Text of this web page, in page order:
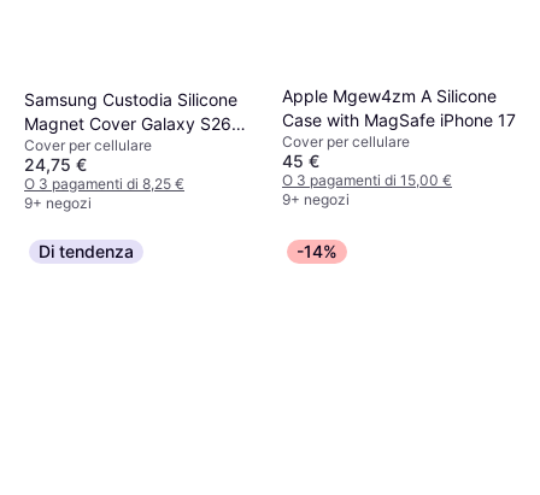
Samsung Custodia Silicone
Magnet Cover Galaxy S26
Ultra
Cover per cellulare
24,75 €
O 3 pagamenti di 8,25 €
9+ negozi
Apple Mgew4zm A Silicone
Case with MagSafe iPhone 17
Cover per cellulare
45 €
O 3 pagamenti di 15,00 €
9+ negozi
Di tendenza -14%